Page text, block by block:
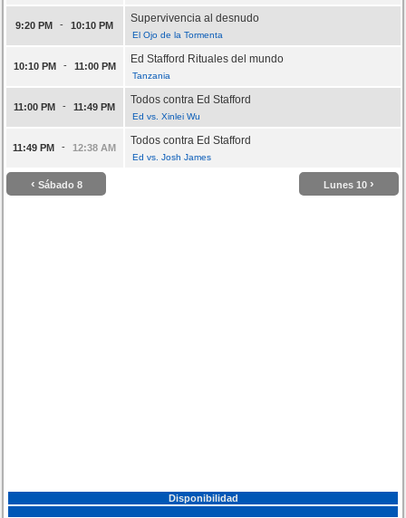
9:20 PM - 10:10 PM
Supervivencia al desnudo
El Ojo de la Tormenta
10:10 PM - 11:00 PM
Ed Stafford Rituales del mundo
Tanzania
11:00 PM - 11:49 PM
Todos contra Ed Stafford
Ed vs. Xinlei Wu
11:49 PM - 12:38 AM
Todos contra Ed Stafford
Ed vs. Josh James
‹ Sábado 8 Lunes 10 ›
Disponibilidad